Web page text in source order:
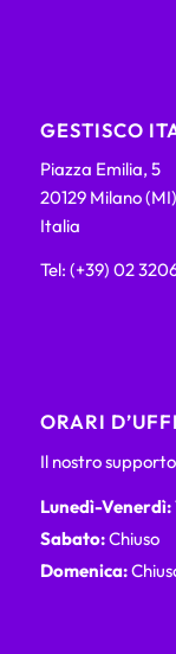
GESTISCO
Piazza Emilia, 5
20129 Milano (MI)
Italia
Tel: (+39) 02
ORARI
Il nostro
Lunedì-Venerdì:
Sabato:Chiuso
Domenica: